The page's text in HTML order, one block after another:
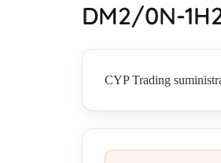
DM2/0N-
CYP Trading